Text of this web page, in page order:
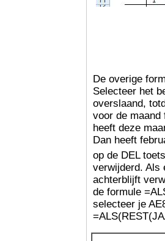
De overige
Selecteer het
overslaand,
voor de maand
heeft deze
Dan heeft
op de DEL
verwijderd. Als
achterblijft
de formule
selecteer je